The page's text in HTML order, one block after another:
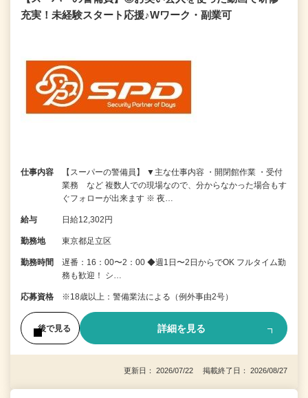
充実！未経験スタート応援♪Wワーク・副業可
仕事内容
【スーパーの警備員】 ▼主な仕事内容 ・開閉館作業 ・受付
業務 など 複数人での現場なので、分からなかった場合もす
ぐフォローが出来ます ※ 夜…
給与 日給12,302円
勤務地 東京都足立区
勤務時間
遅番：16：00〜2：00 ◆週1日〜2日からでOK フルタイム勤
務も歓迎！ シ…
応募資格 ※18歳以上：警備業法による（例外事由2号）
後で見る 詳細を見る
更新日： 2026/07/22 掲載終了日： 2026/08/27